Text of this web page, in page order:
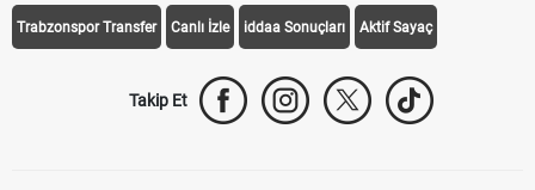
Trabzonspor Transfer Canlı İzle iddaa Sonuçları Aktif Sayaç
Takip Et